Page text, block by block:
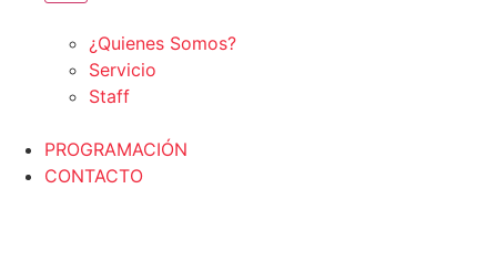
¿Quienes Somos?
Servicio
Staff
PROGRAMACIÓN
CONTACTO